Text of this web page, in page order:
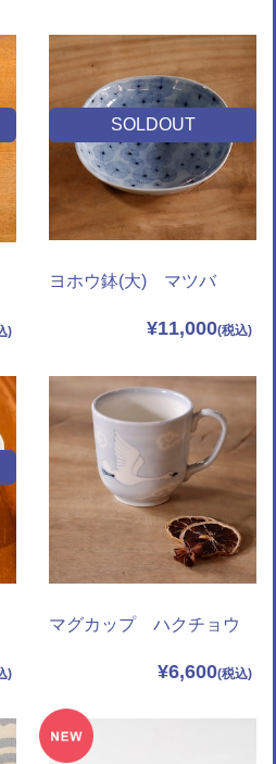
SOLDOUT
ヨホウ鉢(大) マツバ
¥11,000
マグカップ ハクチョウ
¥6,600